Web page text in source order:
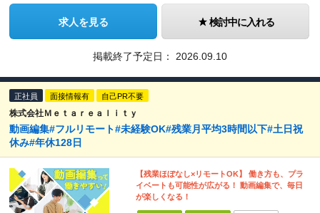
求人を見る 検討中に入れる
掲載終了予定日： 2026.09.10
正社員 面接情報有 自己PR不要
株式会社Ｍｅｔａｒｅａｌｉｔｙ
動画編集#フルリモート#未経験OK#残業月平均3時間以下#土日祝
休み#年休128日
【残業ほぼなし×リモートOK】 働き方も、プラ
イベートも可能性が広がる！ 動画編集で、毎日
が楽しくなる！